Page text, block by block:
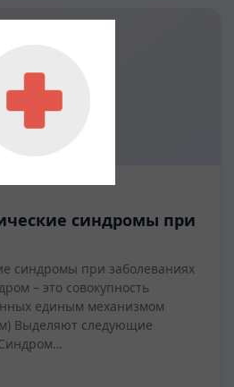
синдромы при
синдромы при заболеваниях
– это совокупность
единым механизмом
Выделяют следующие